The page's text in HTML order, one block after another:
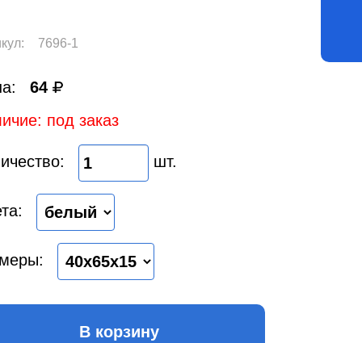
7696-1
64
под заказ
шт.
В корзину